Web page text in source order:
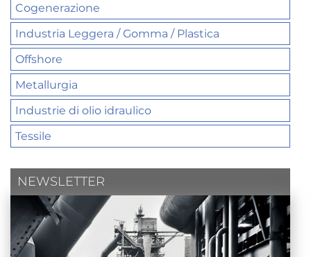
Cogenerazione
Industria Leggera / Gomma / Plastica
Offshore
Metallurgia
Industrie di olio idraulico
Tessile
NEWSLETTER